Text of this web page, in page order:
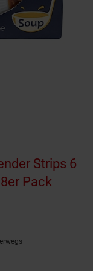
Strips 6
Pack